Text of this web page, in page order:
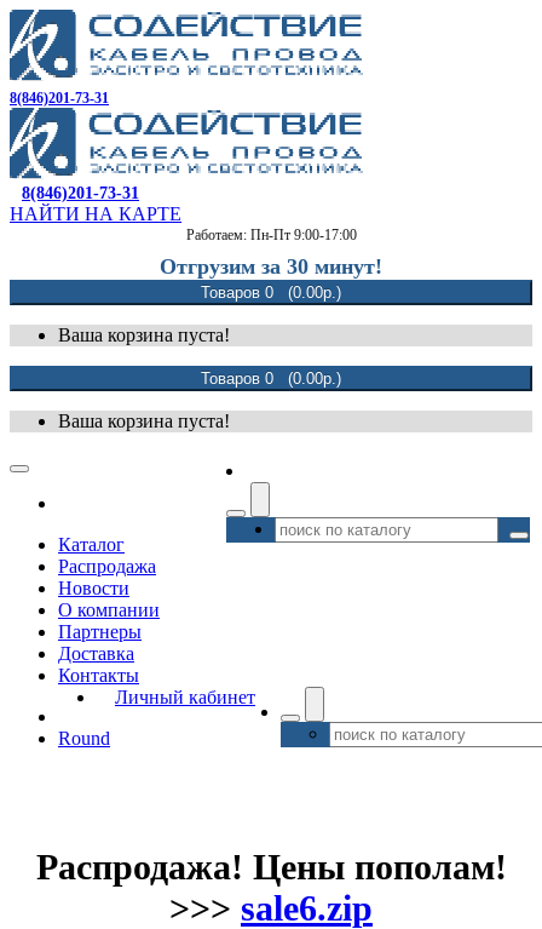
8(846)201-73-31
8(846)201-73-31
НАЙТИ НА КАРТЕ
Работаем: Пн-Пт 9:00-17:00
Отгрузим за 30 минут!
Товаров 0 (0.00р.)
Ваша корзина пуста!
Товаров 0 (0.00р.)
Ваша корзина пуста!
Каталог
Распродажа
Новости
О компании
Партнеры
Доставка
Контакты
Личный кабинет
Round
Распродажа! Цены пополам!
>>> sale6.zip